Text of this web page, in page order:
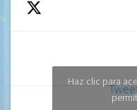
Haz clic para